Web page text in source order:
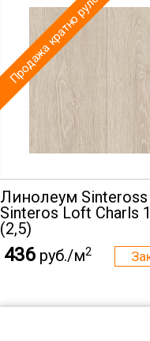
Продажа кратно рулонам
Линолеум Sinteross
Sinteros Loft Charls 1
(2,5)
436 руб./м2